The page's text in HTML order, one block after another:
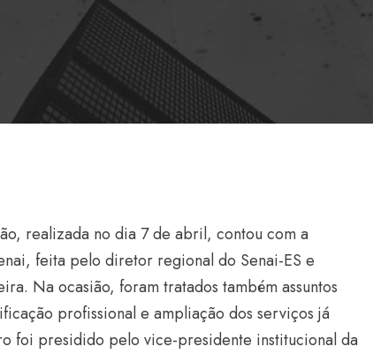
realizada no dia 7 de abril, contou com a
feita pelo diretor regional do Senai-ES e
Na ocasião, foram tratados também assuntos
profissional e ampliação dos serviços já
foi presidido pelo vice-presidente institucional da